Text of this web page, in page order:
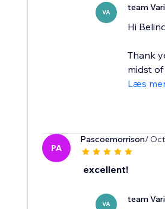
VA team
Hi
Thank
midst
Læs
PA
Pascoemorrison/
excellent!
VA team